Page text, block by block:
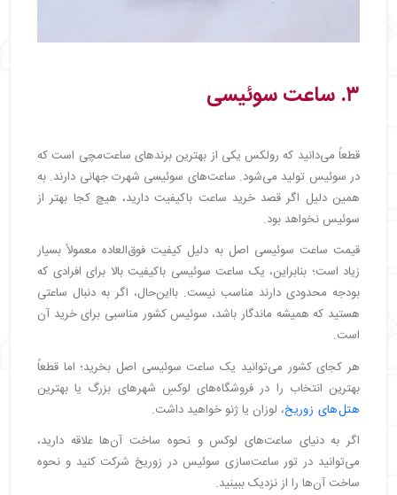
۳. ساعت سوئیسی
قطعاً می‌دانید که رولکس یکی از بهترین برندهای ساعت‌مچی است که
در سوئیس تولید می‌شود. ساعت‌های سوئیسی شهرت جهانی دارند. به
همین دلیل اگر قصد خرید ساعت باکیفیت دارید، هیچ کجا بهتر از
سوئیس نخواهد بود.
قیمت ساعت سوئیسی اصل به دلیل کیفیت فوق‌العاده معمولاً بسیار
زیاد است؛ بنابراین، یک ساعت سوئیسی باکیفیت بالا برای افرادی که
بودجه محدودی دارند مناسب نیست. بااین‌حال، اگر به دنبال ساعتی
هستید که همیشه ماندگار باشد، سوئیس کشور مناسبی برای خرید آن
است.
هر کجای کشور می‌توانید یک ساعت سوئیسی اصل بخرید؛ اما قطعاً
بهترین انتخاب را در فروشگاه‌های لوکسِ شهرهای بزرگ یا بهترین
هتل‌های زوریخ، لوزان یا ژنو خواهید داشت.
اگر به دنیای ساعت‌های لوکس و نحوه ساخت آن‌ها علاقه دارید،
می‌توانید در تور ساعت‌سازی سوئیس در زوریخ شرکت کنید و نحوه
ساخت آن‌ها را از نزدیک ببینید.